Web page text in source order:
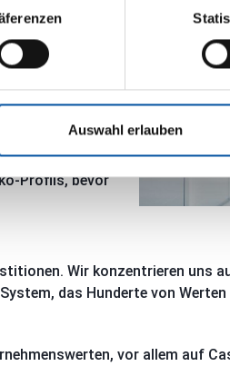
Auswahl erlauben
profitieren
wir
Profils, bevor
Wir konzentrieren uns
das Hunderte von
vor allem auf